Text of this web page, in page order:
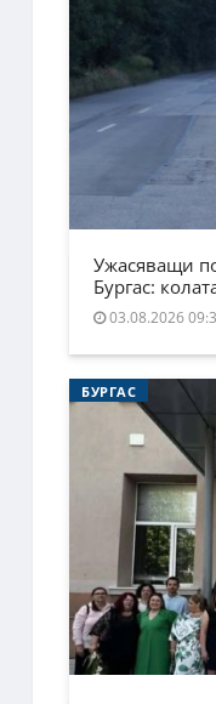
Ужасяващи
Бургас:
03.08.2026
БУРГАС